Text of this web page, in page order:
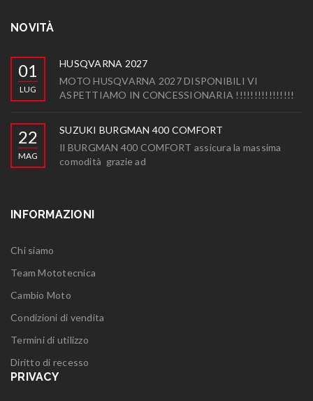
NOVITÀ
01
LUG
HUSQVARNA 2027
MOTO HUSQVARNA 2027 DISPONIBILI VI
ASPETTIAMO IN CONCESSIONARIA !!!!!!!!!!!!!!!!
22
MAG
SUZUKI BURGMAN 400 COMFORT
Il BURGMAN 400 COMFORT assicura la massima
comodità grazie ad
INFORMAZIONI
Chi siamo
Team Mototecnica
Cambio Moto
Condizioni di vendita
Termini di utilizzo
Diritto di recesso
PRIVACY